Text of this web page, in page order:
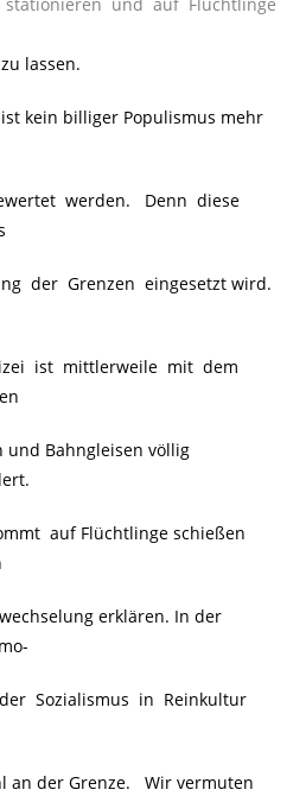
lassen.
kein billiger Populismus mehr
werden. Denn diese
der Grenzen eingesetzt wird.
ist mittlerweile mit dem
Bahngleisen völlig
auf Flüchtlinge schießen
erklären. In der
Sozialismus in Reinkultur
an der Grenze. Wir vermuten